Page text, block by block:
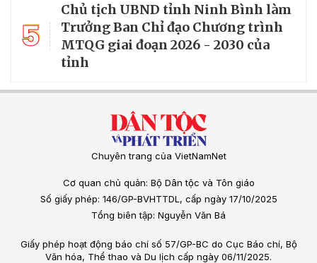
5
Chủ tịch UBND tỉnh Ninh Bình làm
Trưởng Ban Chỉ đạo Chương trình
MTQG giai đoạn 2026 - 2030 của
tỉnh
Chuyên trang của VietNamNet
Cơ quan chủ quản: Bộ Dân tộc và Tôn giáo
Số giấy phép: 146/GP-BVHTTDL, cấp ngày 17/10/2025
Tổng biên tập: Nguyễn Văn Bá
Giấy phép hoạt động báo chí số 57/GP-BC do Cục Báo chí, Bộ
Văn hóa, Thể thao và Du lịch cấp ngày 06/11/2025.